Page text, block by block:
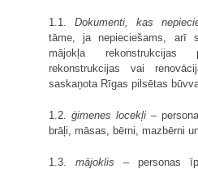
1.1. Dokumenti, kas
tāme, ja nepieciešams, arī
mājokļa rekonstrukcijas
rekonstrukcijas vai
saskaņota Rīgas pilsētas
1.2. ģimenes locekļi –
brāļi, māsas, bērni, mazbērni
1.3. mājoklis – personas